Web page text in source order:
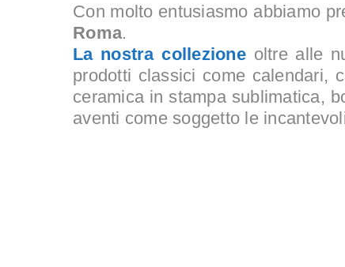
Con molto entusiasmo abbiamo
Roma.
La nostra collezioneoltre alle
prodotti classici come calendari,
ceramica in stampa sublimatica,
aventi come soggetto le